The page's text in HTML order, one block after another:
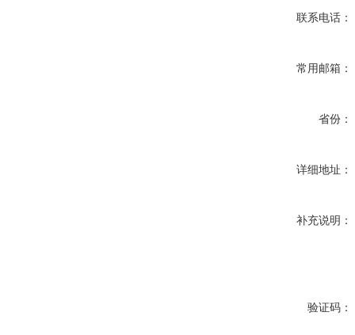
联系电话：
常用邮箱：
省份：
详细地址：
补充说明：
验证码：